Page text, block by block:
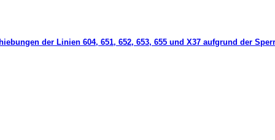
der Linien 604, 651, 652, 653, 655 und X37 aufgrund der